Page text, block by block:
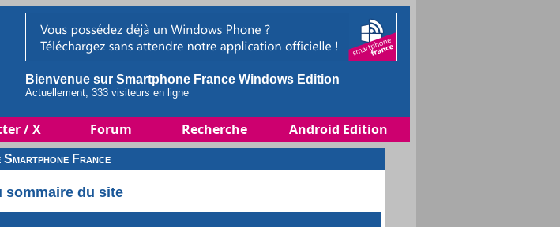
Bienvenue sur Smartphone France Windows Edition
Actuellement, 333 visiteurs en ligne
/ X Forum Recherche Android Edition
France
sommaire du site